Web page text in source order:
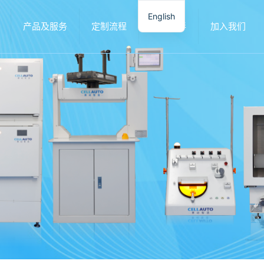
产品及服务 定制流程 合作伙伴 加入我们
English